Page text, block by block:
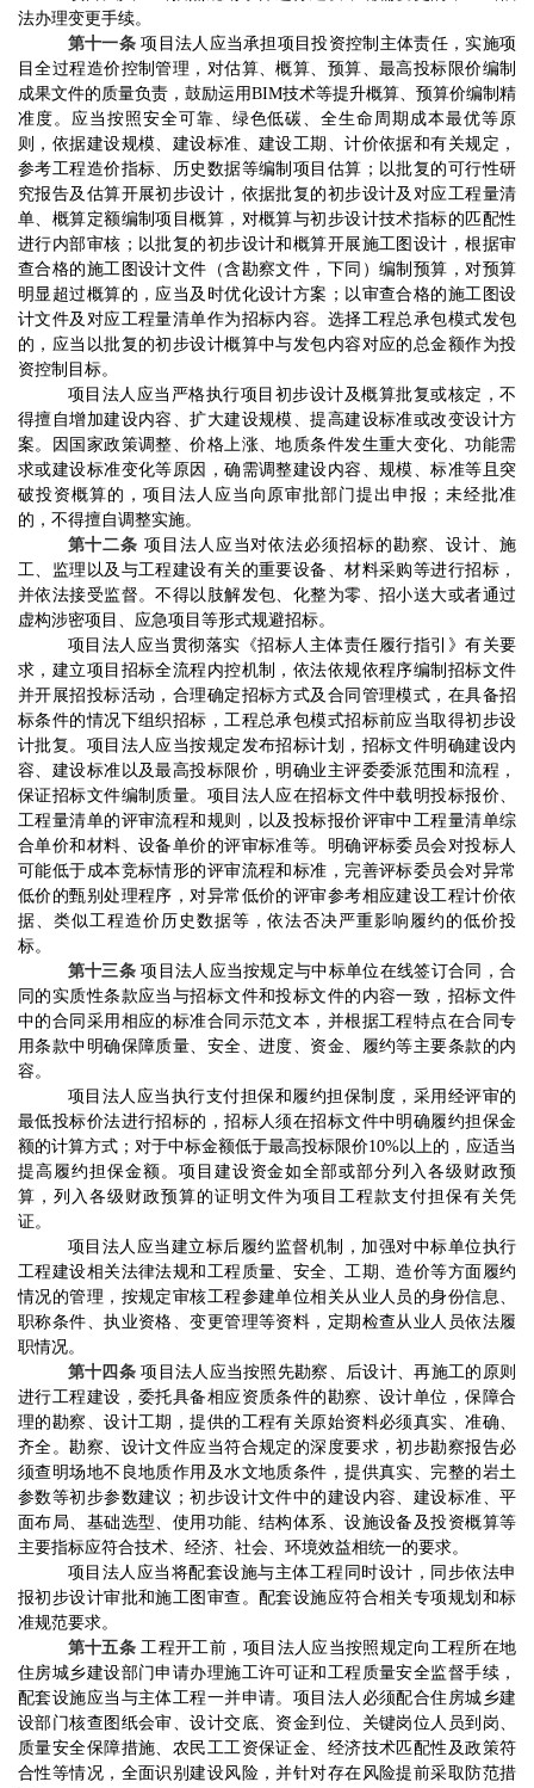
法办理变更手续。
第十一条 项目法人应当承担项目投资控制主体责任，实施项
目全过程造价控制管理， 对估算、概算、预算、最高投标限价编制
成果文件的质量负责，鼓励运用BIM技术等提升概算、预算价编制精
准度。应当按照安全可靠、绿色低碳、全生命周期成本最优等原
则，依据建设规模、建设标准、建设工期、计价依据和有关规定 ，
参考工程造价指标、历史数据等编制项目估算；以批复的可行性研
究报告及估算开展初步设计，依据批复的初步设计及对应工程量清
单、概算定额编制项目概算，对概算与初步设计技术指标的匹配性
进行内部审核；以批复的初步设计和概算开展施工图设计，根据审
查合格的施工图设计文件（含勘察文件，下同）编制预算，对预算
明显超过概算的，应当及时优化设计方案；以审查合格的施工图设
计文件及对应工程量清单作为招标内容。选择工程总承包模式发包
的，应当以批复的初步设计概算中与发包内容对应的总金额作为投
资控制目标。
项目法人应当严格执行项目初步设计及概算批复或核定，不
得擅自增加建设内容、扩大建设规模、提高建设标准或改变设计方
案。因国家政策调整、价格上涨、地质条件发生重大变化、功能需
求或建设标准变化等原因，确需调整建设内容、规模、标准等且突
破投资概算的，项目法人应当向原审批部门提出申报；未经批准
的，不得擅自调整实施。
第十二条 项目法人应当对依法必须招标的勘察、设计、施
工、监理以及与工程建设有关的重要设备、材料采购等进行招标，
并依法接受监督。不得以 肢解发包、化整为零、招小送大或者通过
虚构涉密项目、应急项目等形式规避招标。
项目法人应当贯彻落实《招标人主体责任履行指引》有关要
求，建立项目招标全流程内控机制，依法依规依程序编制招标文件
并开展招投标活动，合理确定招标方式及合同管理模式，在具备招
标条件的情况下组织招标，工程总承包模式招标前应当取得初步设
计批复。项目法人应当按规定发布招标计划，招标文件明确建设内
容、建设标准以及最高投标限价，明确业主评委委派范围和流程，
保证招标文件编制质量。项目法人应在招标文件中载明投标报价、
工程量清单的评审流程和规则，以及投标报价评审中工程量清单综
合单价和材料、设备单价的评审标准等。明确评标委员会对投标人
可能低于成本竞标情形的评审流程和标准，完善评标委员会对异常
低价的甄别处理程序，对异常低价的评审参考相应建设工程计价依
据、类似工程造价历史数据等，依法否决严重影响履约的低价投
标。
第十三条 项目法人应当按规定与中标单位在线签订合同，合
同的实质性条款应当与招标文件和投标文件的内容一致，招标文件
中的合同采用相应的标准合同示范文本，并根据工程特点在合同专
用条款中明确保障质量、安全、进度、资金、履约等主要条款的内
容。
项目法人应当执行支付担保和履约担保制度，采用经评审的
最低投标价法进行招标的，招标人须在招标文件中明确履约担保金
额的计算方式；对于中标金额低于最高投标限价10%以上的，应适当
提高履约担保金额。项目建设资金如全部或部分列入各级财政预
算，列入各级财政预算的证明文件为项目工程款支付担保有关凭
证。
项目法人 应当建立标后履约监督机制，加强对中标单位执行
工程建设相关法律法规和工程质量、安全、工期、造价等方面履约
情况的管理 ，按规定审核工程参建单位相关从业人员的身份信息、
职称条件、执业资格、变更管理等资料，定期检查从业人员依法履
职情况。
第十四条 项目法人应当按照先勘察、后设计、再施工的原则
进行工程建设， 委托具备相应资质条件的勘察、设计单位，保障合
理的勘察、设计工期，提供的工程有关原始资料必须真实、准确、
齐全。勘察、设计文件应当符合规定的深度要求，初步勘察报告必
须查明场地不良地质作用及水文地质条件，提供真实、完整的岩土
参数等初步参数建议；初步设计文件中的建设内容、建设标准、平
面布局、基础选型、使用功能、结构体系、设施设备及投资概算等
主要指标应符合技术、经济、社会、环境效益相统一的要求。
项目法人 应当 将配套设施与主体工程同时设计， 同步依法申
报初步设计审批和施工图审查 。 配套设施应符合相关专项规划和标
准规范要求。
第十五条 工程开工前，项目法人应当按照规定向工程所在地
住房城乡建设部门申请办理施工许可证和工程质量安全监督手续，
配套设施应当与主体工程一并申请。项目法人必须配合住房城乡建
设部门核查图纸会审、设计交底、资金到位、关键岗位人员到岗、
质量安全保障措施、农民工工资保证金、经济技术匹配性及政策符
合性等情况，全面识别建设风险，并针对存在风险提前采取防范措